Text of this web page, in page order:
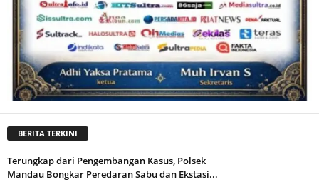
BERITA TERKINI
Terungkap dari Pengembangan Kasus, Polsek
Mandau Bongkar Peredaran Sabu dan Ekstasi...